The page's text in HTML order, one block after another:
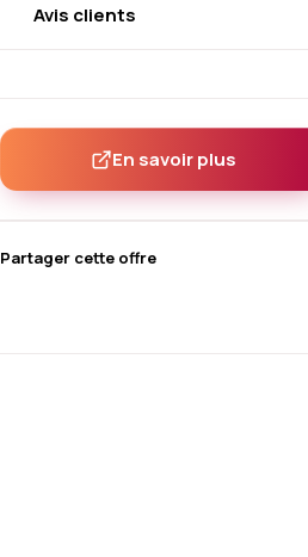
Avis clients
En savoir plus
Partager cette offre